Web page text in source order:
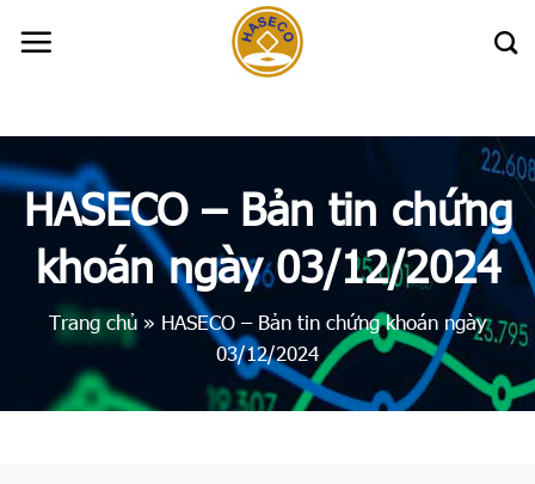
HASECO – Bản tin chứng
khoán ngày 03/12/2024
Trang chủ » HASECO – Bản tin chứng khoán ngày
03/12/2024